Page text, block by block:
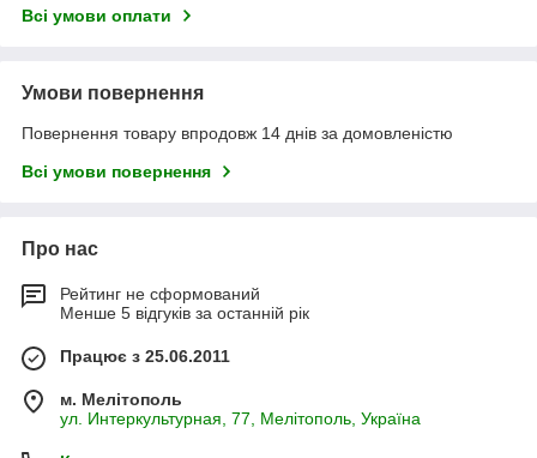
Всі умови оплати
Умови повернення
Повернення товару впродовж 14 днів за домовленістю
Всі умови повернення
Про нас
Рейтинг не сформований
Менше 5 відгуків за останній рік
Працює з 25.06.2011
м. Мелітополь
ул. Интеркультурная, 77, Мелітополь, Україна